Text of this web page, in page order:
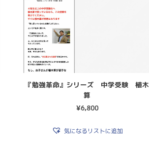
『勉強革命』シリーズ 中学受験 植木
算
¥6,800
気になるリストに追加